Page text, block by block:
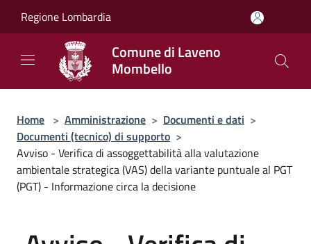
Regione Lombardia
Comune di Laveno
Mombello
Home > Amministrazione > Documenti e dati >
Documenti (tecnico) di supporto >
Avviso - Verifica di assoggettabilità alla valutazione
ambientale strategica (VAS) della variante puntuale al PGT
(PGT) - Informazione circa la decisione